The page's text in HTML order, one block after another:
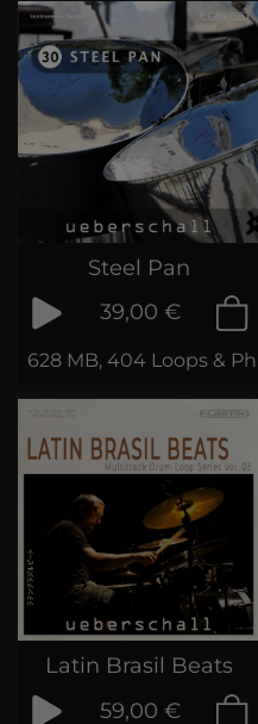
Steel Pan
39,00 €
628 MB, 404 Loops &
Latin Brasil Beats
59,00 €